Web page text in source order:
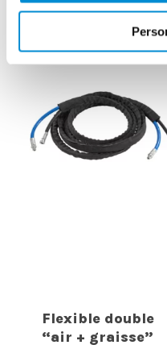
DÉCOUVREZ
LA MÊME
Flexible double
“air + graisse”